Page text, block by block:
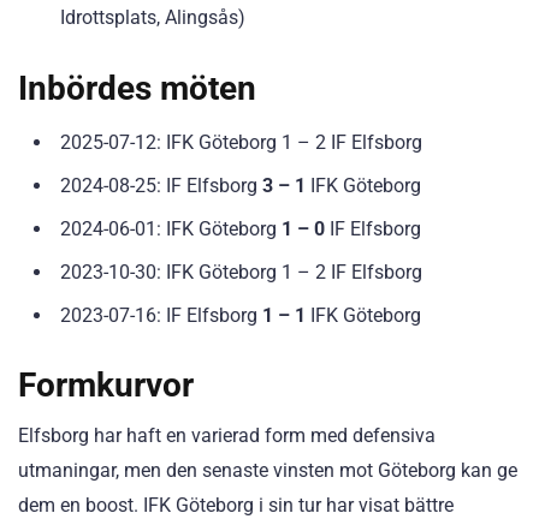
Idrottsplats, Alingsås)
Inbördes möten
2025-07-12: IFK Göteborg 1 – 2 IF Elfsborg
2024-08-25: IF Elfsborg 3 – 1 IFK Göteborg
2024-06-01: IFK Göteborg 1 – 0 IF Elfsborg
2023-10-30: IFK Göteborg 1 – 2 IF Elfsborg
2023-07-16: IF Elfsborg 1 – 1 IFK Göteborg
Formkurvor
Elfsborg har haft en varierad form med defensiva
utmaningar, men den senaste vinsten mot Göteborg kan ge
dem en boost. IFK Göteborg i sin tur har visat bättre